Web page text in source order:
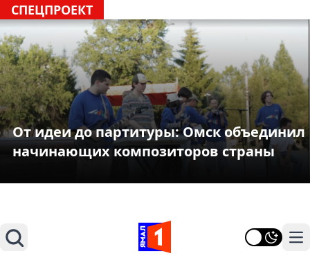
СПЕЦПРОЕКТ
От идеи до партитуры: Омск объединил
начинающих композиторов страны
Поиск